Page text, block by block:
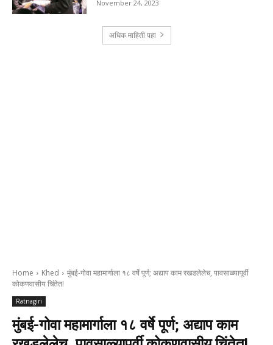
November 24, 2023
अधिक माहिती पहा